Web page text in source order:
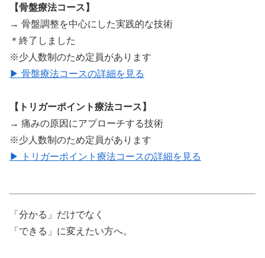
【骨盤療法コース】
→ 骨盤調整を中心にした実践的な技術
＊終了しました
※少人数制のため定員があります
▶ 骨盤療法コースの詳細を見る
【トリガーポイント療法コース】
→ 痛みの原因にアプローチする技術
※少人数制のため定員があります
▶ トリガーポイント療法コースの詳細を見る
「分かる」だけでなく
「できる」に変えたい方へ。